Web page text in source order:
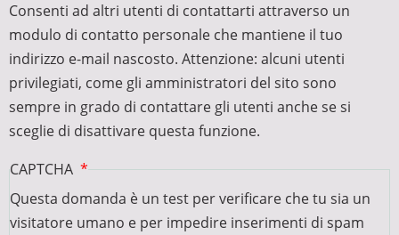
Consenti ad altri utenti di contattarti attraverso un
modulo di contatto personale che mantiene il tuo
indirizzo e-mail nascosto. Attenzione: alcuni utenti
privilegiati, come gli amministratori del sito sono
sempre in grado di contattare gli utenti anche se si
sceglie di disattivare questa funzione.
CAPTCHA
Questa domanda è un test per verificare che tu sia un
visitatore umano e per impedire inserimenti di spam